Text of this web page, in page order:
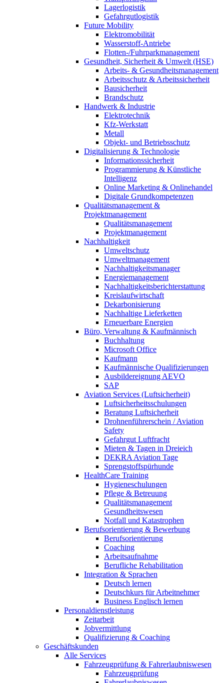
Lagerlogistik
Gefahrgutlogistik
Future Mobility
Elektromobilität
Wasserstoff-Antriebe
Flotten-/Fuhrparkmanagement
Gesundheit, Sicherheit & Umwelt (HSE)
Arbeits- & Gesundheitsmanagement
Arbeitsschutz & Arbeitssicherheit
Bausicherheit
Brandschutz
Handwerk & Industrie
Elektrotechnik
Kfz-Werkstatt
Metall
Objekt- und Betriebsschutz
Digitalisierung & Technologie
Informationssicherheit
Programmierung & Künstliche
Intelligenz
Online Marketing & Onlinehandel
Digitale Grundkompetenzen
Qualitätsmanagement &
Projektmanagement
Qualitätsmanagement
Projektmanagement
Nachhaltigkeit
Umweltschutz
Umweltmanagement
Nachhaltigkeitsmanager
Energiemanagement
Nachhaltigkeitsberichterstattung
Kreislaufwirtschaft
Dekarbonisierung
Nachhaltige Lieferketten
Erneuerbare Energien
Büro, Verwaltung & Kaufmännisch
Buchhaltung
Microsoft Office
Kaufmann
Kaufmännische Qualifizierungen
Ausbildereignung AEVO
SAP
Aviation Services (Luftsicherheit)
Luftsicherheitsschulungen
Beratung Luftsicherheit
Drohnenführerschein / Aviation
Safety
Gefahrgut Luftfracht
Mieten & Tagen in Dreieich
DEKRA Aviation Tage
Sprengstoffspürhunde
HealthCare Training
Hygieneschulungen
Pflege & Betreuung
Qualitätsmanagement
Gesundheitswesen
Notfall und Katastrophen
Berufsorientierung & Bewerbung
Berufsorientierung
Coaching
Arbeitsaufnahme
Berufliche Rehabilitation
Integration & Sprachen
Deutsch lernen
Deutschkurs für Arbeitnehmer
Business Englisch lernen
Personaldienstleistung
Zeitarbeit
Jobvermittlung
Qualifizierung & Coaching
Geschäftskunden
Alle Services
Fahrzeugprüfung & Fahrerlaubniswesen
Fahrzeugprüfung